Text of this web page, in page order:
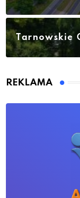
Tarnowskie
REKLAMA